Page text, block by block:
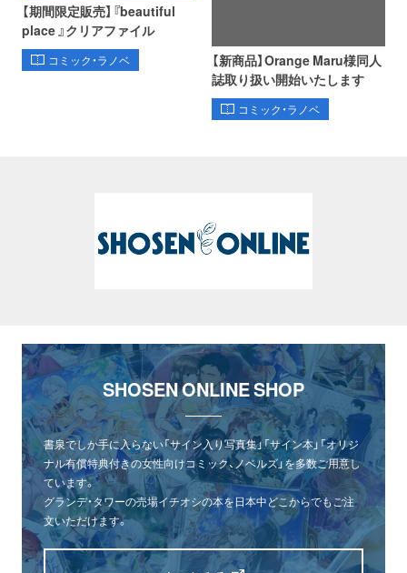
【期間限定販売】『beautiful
place 』クリアファイル
コミック・ラノベ
【新商品】Orange Maru様同人
誌取り扱い開始いたします
コミック・ラノベ
SHOSEN ONLINE SHOP
書泉でしか手に入らない「サイン入り写真集」「サイン本」「オリジ
ナル有償特典付きの女性向けコミック、ノベルズ」を多数ご用意し
ています。
グランデ・タワーの売場イチオシの本を日本中どこからでもご注
文いただけます。